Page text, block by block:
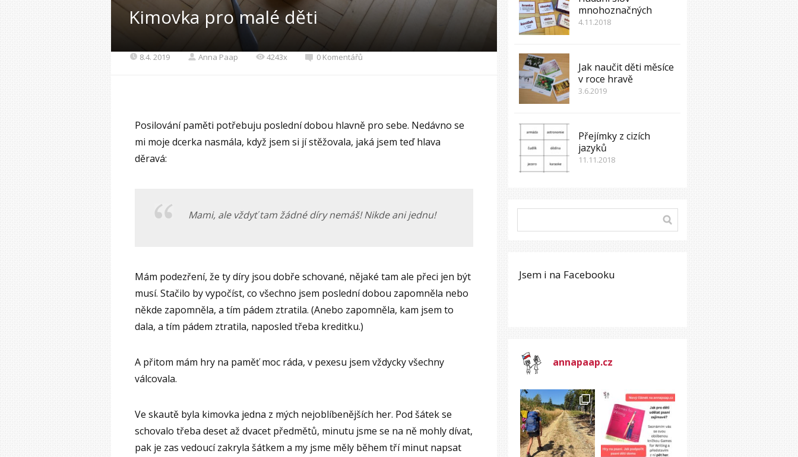
Kimovka pro malé děti
8.4. 2019 Anna Paap 4243x 0 Komentářů
Posilování paměti potřebuju poslední dobou hlavně pro sebe. Nedávno se
mi moje dcerka nasmála, když jsem si jí stěžovala, jaká jsem teď hlava
děravá:
Mami, ale vždyť tam žádné díry nemáš! Nikde ani jednu!
Mám podezření, že ty díry jsou dobře schované, nějaké tam ale přeci jen být
musí. Stačilo by vypočíst, co všechno jsem poslední dobou zapomněla nebo
někde zapomněla, a tím pádem ztratila. (Anebo zapomněla, kam jsem to
dala, a tím pádem ztratila, naposled třeba kreditku.)
A přitom mám hry na paměť moc ráda, v pexesu jsem vždycky všechny
válcovala.
Ve skautě byla kimovka jedna z mých nejoblíbenějších her. Pod šátek se
schovalo třeba deset až dvacet předmětů, minutu jsme se na ně mohly dívat,
pak je zas vedoucí zakryla šátkem a my jsme měly během tří minut napsat
mnohoznačných
4.11.2018
Jak naučit děti měsíce
v roce hravě
3.6.2019
Přejímky z cizích
jazyků
11.11.2018
Jsem i na Facebooku
annapaap.cz